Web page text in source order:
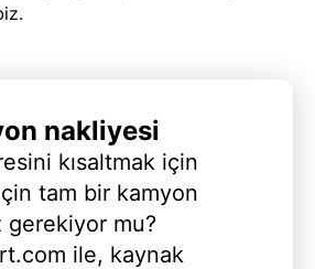
nakliyesi
kısaltmak için
tam bir kamyon
gerekiyor mu?
ile, kaynak